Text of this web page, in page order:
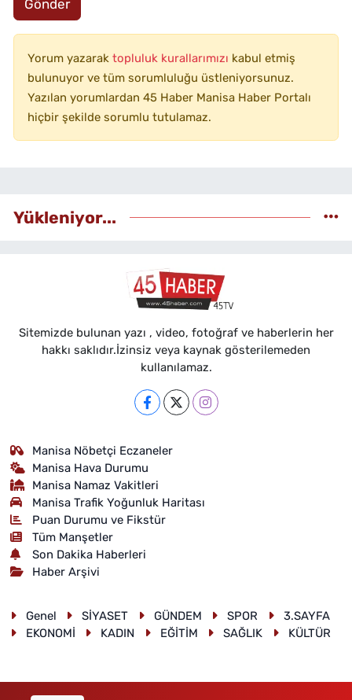
Gönder
Yorum yazarak topluluk kurallarımızı kabul etmiş
bulunuyor ve tüm sorumluluğu üstleniyorsunuz.
Yazılan yorumlardan 45 Haber Manisa Haber Portalı
hiçbir şekilde sorumlu tutulamaz.
Yükleniyor...
Sitemizde bulunan yazı , video, fotoğraf ve haberlerin her
hakkı saklıdır.İzinsiz veya kaynak gösterilemeden
kullanılamaz.
Manisa Nöbetçi Eczaneler
Manisa Hava Durumu
Manisa Namaz Vakitleri
Manisa Trafik Yoğunluk Haritası
Puan Durumu ve Fikstür
Tüm Manşetler
Son Dakika Haberleri
Haber Arşivi
Genel SİYASET GÜNDEM SPOR
3.SAYFA
EKONOMİ
KADIN EĞİTİM SAĞLIK KÜLTÜR